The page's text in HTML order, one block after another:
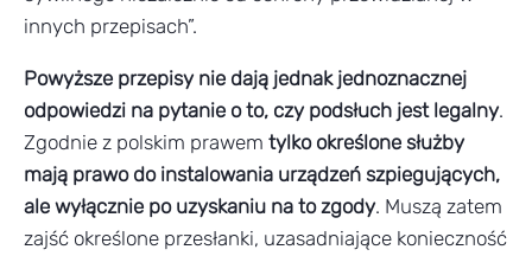
innych przepisach”.
Powyższe przepisy nie dają jednak jednoznacznej
odpowiedzi na pytanie o to, czy podsłuch jest legalny.
Zgodnie z polskim prawem tylko określone służby
mają prawo do instalowania urządzeń szpiegujących,
ale wyłącznie po uzyskaniu na to zgody. Muszą zatem
zajść określone przesłanki, uzasadniające konieczność